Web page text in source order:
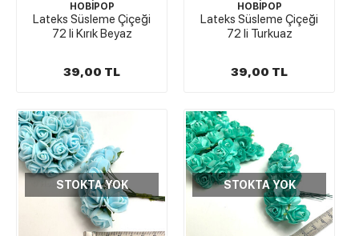
HOBİPOP
Lateks Süsleme Çiçeği
72 li Kırık Beyaz
39,00 TL
HOBİPOP
Lateks Süsleme Çiçeği
72 li Turkuaz
39,00 TL
STOKTA YOK STOKTA YOK